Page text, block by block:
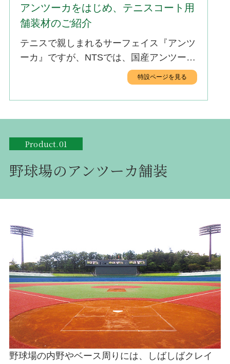
アンツーカをはじめ、テニスコート用
舗装材のご紹介
テニスで親しまれるサーフェイス『アンツ
ーカ』ですが、NTSでは、国産アンツーカ
舗装とは全く異なる発想で作られたフラン
ス産『レッドクレイ』をご提供していま
す。
特設ページを見る
Product.01
野球場のアンツーカ舗装
野球場の内野やベース周りには、しばしばクレイ